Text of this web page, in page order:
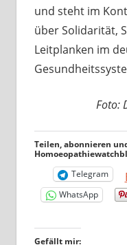
und steht im
über Solidarität,
Leitplanken im
Foto:
Teilen, abonnieren
Telegram
WhatsApp
Gefällt mir: